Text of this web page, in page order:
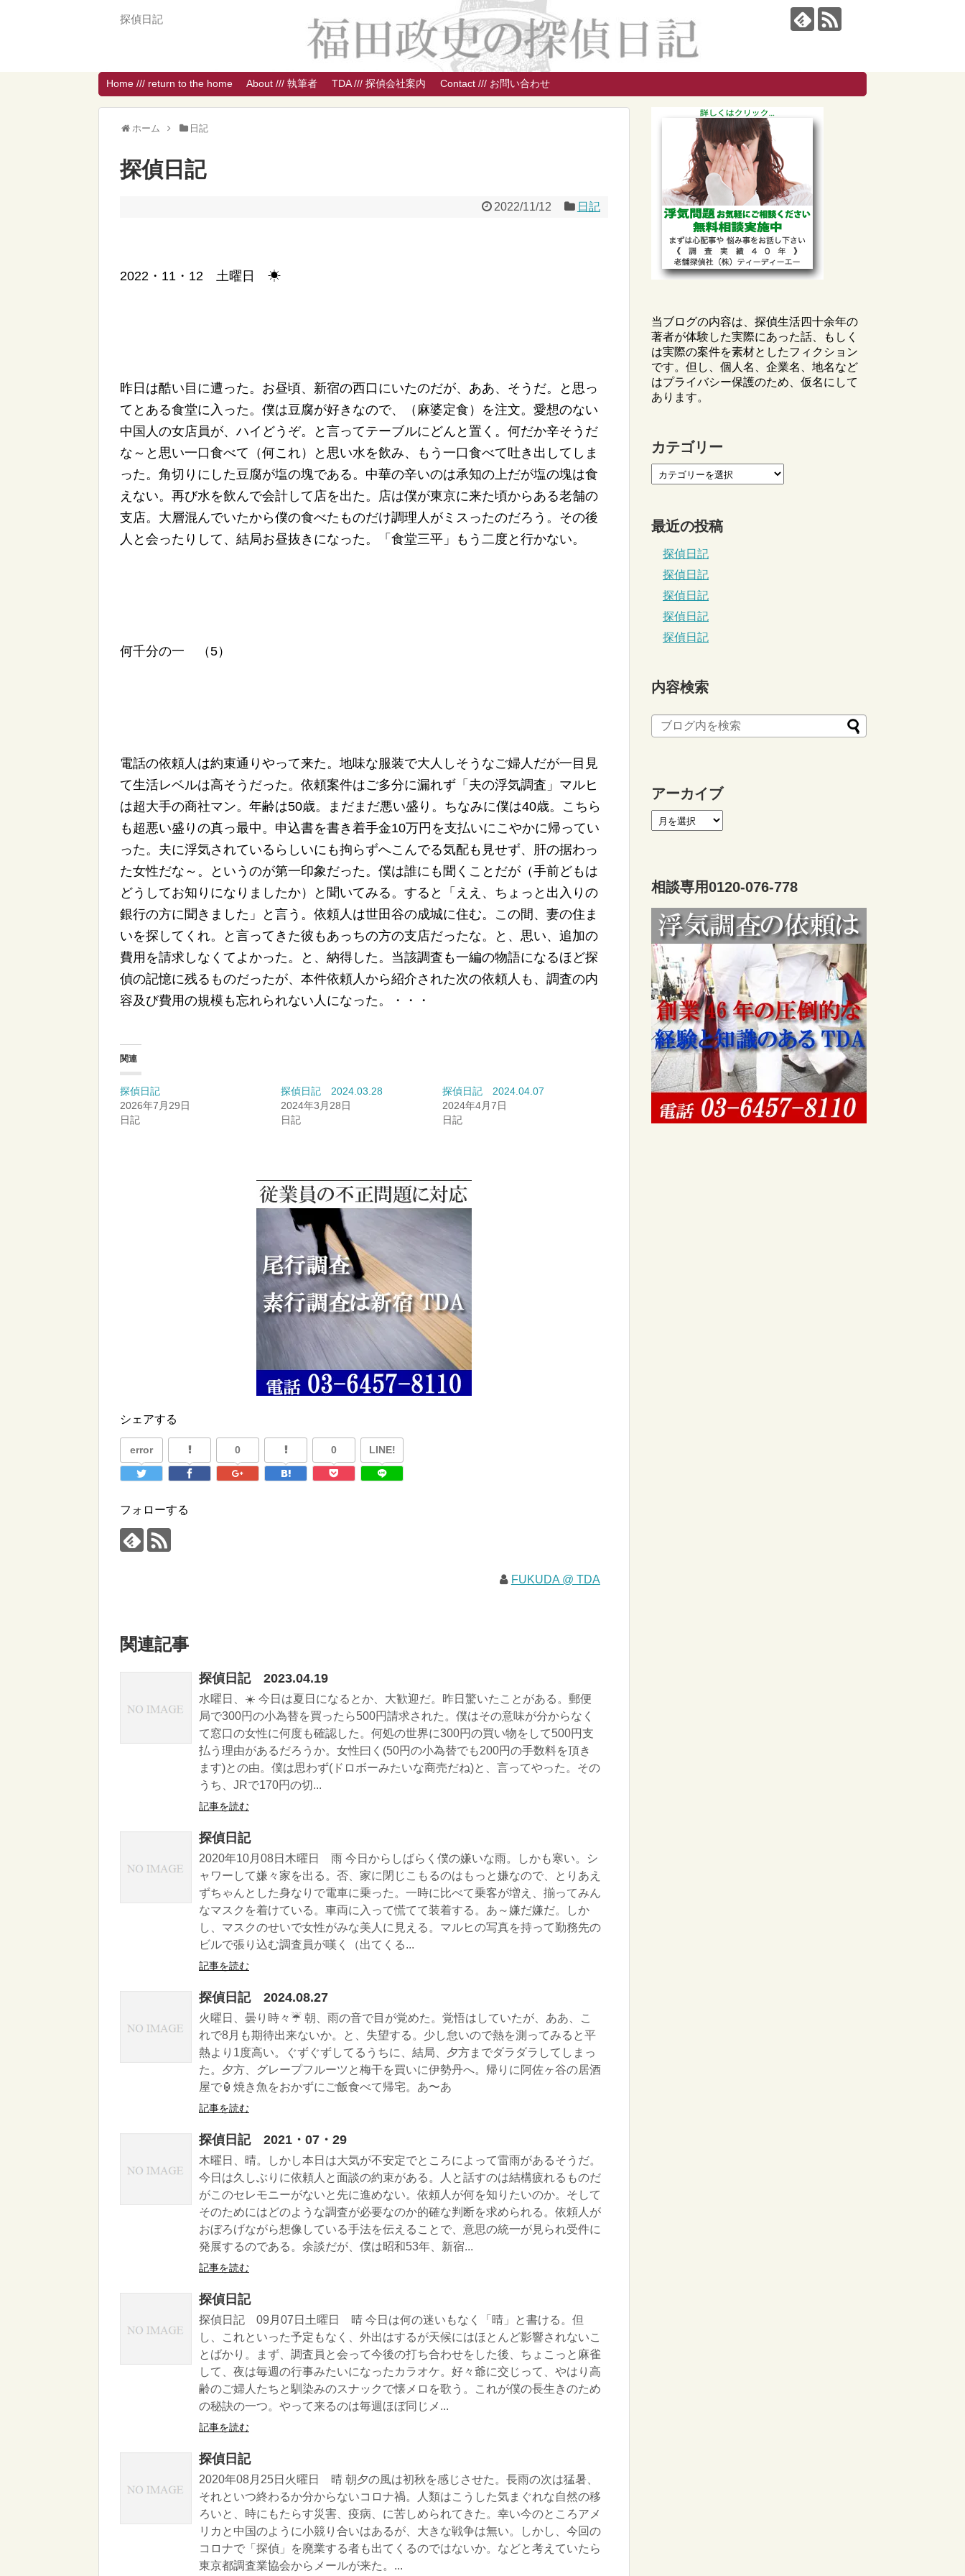
探偵日記
Home /// return to the home About /// 執筆者 TDA /// 探偵会社案内 Contact /// お問い合わせ
ホーム 日記
探偵日記
2022/11/12 日記
2022・11・12 土曜日 ☀
昨日は酷い目に遭った。お昼頃、新宿の西口にいたのだが、ああ、そうだ。と思っ
てとある食堂に入った。僕は豆腐が好きなので、（麻婆定食）を注文。愛想のない
中国人の女店員が、ハイどうぞ。と言ってテーブルにどんと置く。何だか辛そうだ
な～と思い一口食べて（何これ）と思い水を飲み、もう一口食べて吐き出してしま
った。角切りにした豆腐が塩の塊である。中華の辛いのは承知の上だが塩の塊は食
えない。再び水を飲んで会計して店を出た。店は僕が東京に来た頃からある老舗の
支店。大層混んでいたから僕の食べたものだけ調理人がミスったのだろう。その後
人と会ったりして、結局お昼抜きになった。「食堂三平」もう二度と行かない。
何千分の一 （5）
電話の依頼人は約束通りやって来た。地味な服装で大人しそうなご婦人だが一目見
て生活レベルは高そうだった。依頼案件はご多分に漏れず「夫の浮気調査」マルヒ
は超大手の商社マン。年齢は50歳。まだまだ悪い盛り。ちなみに僕は40歳。こちら
も超悪い盛りの真っ最中。申込書を書き着手金10万円を支払いにこやかに帰ってい
った。夫に浮気されているらしいにも拘らずへこんでる気配も見せず、肝の据わっ
た女性だな～。というのが第一印象だった。僕は誰にも聞くことだが（手前どもは
どうしてお知りになりましたか）と聞いてみる。すると「ええ、ちょっと出入りの
銀行の方に聞きました」と言う。依頼人は世田谷の成城に住む。この間、妻の住ま
いを探してくれ。と言ってきた彼もあっちの方の支店だったな。と、思い、追加の
費用を請求しなくてよかった。と、納得した。当該調査も一編の物語になるほど探
偵の記憶に残るものだったが、本件依頼人から紹介された次の依頼人も、調査の内
容及び費用の規模も忘れられない人になった。・・・
関連
探偵日記
2026年7月29日
日記
探偵日記 2024.03.28
2024年3月28日
日記
探偵日記 2024.04.07
2024年4月7日
日記
シェアする
error 0 0 LINE!
フォローする
FUKUDA @ TDA
関連記事
探偵日記 2023.04.19
水曜日、☀️ 今日は夏日になるとか、大歓迎だ。昨日驚いたことがある。郵便
局で300円の小為替を買ったら500円請求された。僕はその意味が分からなく
て窓口の女性に何度も確認した。何処の世界に300円の買い物をして500円支
払う理由があるだろうか。女性曰く(50円の小為替でも200円の手数料を頂き
ます)との由。僕は思わず(ドロボーみたいな商売だね)と、言ってやった。その
うち、JRで170円の切...
記事を読む
探偵日記
2020年10月08日木曜日 雨 今日からしばらく僕の嫌いな雨。しかも寒い。シ
ャワーして嫌々家を出る。否、家に閉じこもるのはもっと嫌なので、とりあえ
ずちゃんとした身なりで電車に乗った。一時に比べて乗客が増え、揃ってみん
なマスクを着けている。車両に入って慌てて装着する。あ～嫌だ嫌だ。しか
し、マスクのせいで女性がみな美人に見える。マルヒの写真を持って勤務先の
ビルで張り込む調査員が嘆く（出てくる...
記事を読む
探偵日記 2024.08.27
火曜日、曇り時々☔️ 朝、雨の音で目が覚めた。覚悟はしていたが、ああ、こ
れで8月も期待出来ないか。と、失望する。少し怠いので熱を測ってみると平
熱より1度高い。ぐずぐずしてるうちに、結局、夕方までダラダラしてしまっ
た。夕方、グレープフルーツと梅干を買いに伊勢丹へ。帰りに阿佐ヶ谷の居酒
屋で🏮焼き魚をおかずにご飯食べて帰宅。あ〜あ
記事を読む
探偵日記 2021・07・29
木曜日、晴。しかし本日は大気が不安定でところによって雷雨があるそうだ。
今日は久しぶりに依頼人と面談の約束がある。人と話すのは結構疲れるものだ
がこのセレモニーがないと先に進めない。依頼人が何を知りたいのか。そして
そのためにはどのような調査が必要なのか的確な判断を求められる。依頼人が
おぼろげながら想像している手法を伝えることで、意思の統一が見られ受件に
発展するのである。余談だが、僕は昭和53年、新宿...
記事を読む
探偵日記
探偵日記 09月07日土曜日 晴 今日は何の迷いもなく「晴」と書ける。但
し、これといった予定もなく、外出はするが天候にはほとんど影響されないこ
とばかり。まず、調査員と会って今後の打ち合わせをした後、ちょこっと麻雀
して、夜は毎週の行事みたいになったカラオケ。好々爺に交じって、やはり高
齢のご婦人たちと馴染みのスナックで懐メロを歌う。これが僕の長生きのため
の秘訣の一つ。やって来るのは毎週ほぼ同じメ...
記事を読む
探偵日記
2020年08月25日火曜日 晴 朝夕の風は初秋を感じさせた。長雨の次は猛暑、
それといつ終わるか分からないコロナ禍。人類はこうした気まぐれな自然の移
ろいと、時にもたらす災害、疫病、に苦しめられてきた。幸い今のところアメ
リカと中国のように小競り合いはあるが、大きな戦争は無い。しかし、今回の
コロナで「探偵」を廃業する者も出てくるのではないか。などと考えていたら
東京都調査業協会からメールが来た。...
当ブログの内容は、探偵生活四十余年の
著者が体験した実際にあった話、もしく
は実際の案件を素材としたフィクション
です。但し、個人名、企業名、地名など
はプライバシー保護のため、仮名にして
あります。
カテゴリー
最近の投稿
探偵日記
探偵日記
探偵日記
探偵日記
探偵日記
内容検索
アーカイブ
相談専用0120-076-778